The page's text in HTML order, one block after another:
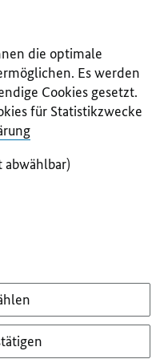
die optimale
Es werden
Cookies gesetzt.
für Statistikzwecke